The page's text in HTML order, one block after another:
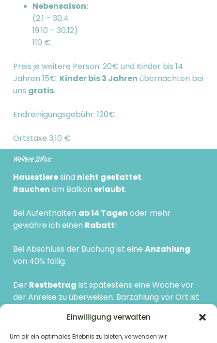
Einwilligung verwalten
Um dir ein optimales Erlebnis zu bieten, verwenden wir
Nebensaison:
(2.1 – 30.4
19.10 – 30.12)
110 €
Preis je weitere Person: 20€ und Kinder bis 14
Jahren 15€. Kinder bis 3 Jahren übernachten bei
uns gratis.
Endreinigungsgebühr: 120€
Ortstaxe 3,10 €
Weitere Infos:
Hausstieresind nicht gestattet.
Rauchen am Balkon erlaubt.
Bei Aufenthalten ab 14 Tagen oder mehr
gewähre ich einen Rabatt!
Bei Abschluss der Buchung ist eine Anzahlung
von 40% fällig.
Der Restbetrag ist spätestens eine Woche vor
der Anreise zu überweisen. Barzahlung vor Ort ist
Bis 10 Wochen vor Ankunft kostenlos.